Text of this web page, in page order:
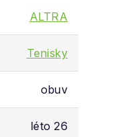
ALTRA
Tenisky
obuv
léto 26